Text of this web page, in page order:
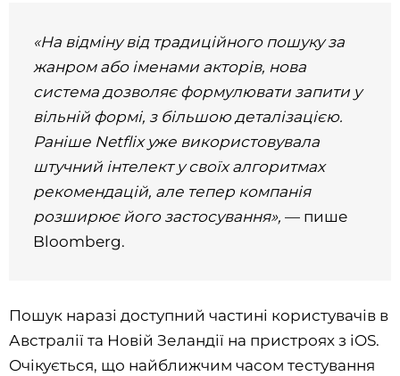
«На відміну від традиційного пошуку за
жанром або іменами акторів, нова
система дозволяє формулювати запити у
вільній формі, з більшою деталізацією.
Раніше Netflix уже використовувала
штучний інтелект у своїх алгоритмах
рекомендацій, але тепер компанія
розширює його застосування», — пише
Bloomberg.
Пошук наразі доступний частині користувачів в
Австралії та Новій Зеландії на пристроях з iOS.
Очікується, що найближчим часом тестування